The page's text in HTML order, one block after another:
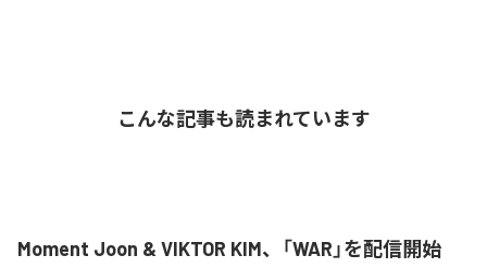
こんな記事も読まれています
Moment Joon & VIKTOR KIM、「WAR」を配信開始